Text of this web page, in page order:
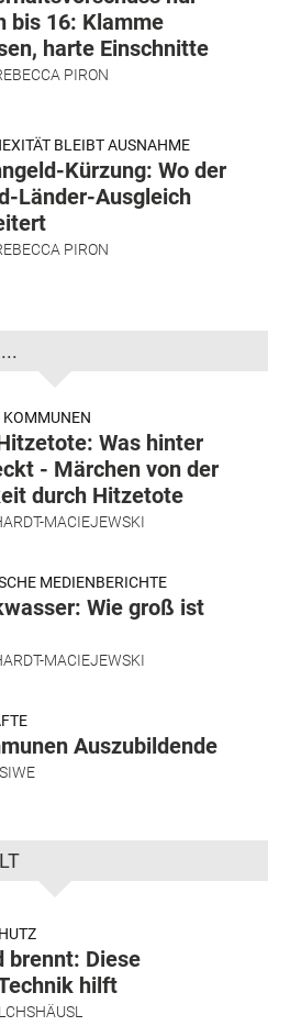
bis 16: Klamme
harte Einschnitte
PIRON
BLEIBT AUSNAHME
Kürzung: Wo der
Länder-Ausgleich
PIRON
KOMMUNEN
Was hinter
- Märchen von der
durch Hitzetote
MACIEJEWSKI
MEDIENBERICHTE
Wie groß ist
MACIEJEWSKI
Auszubildende
brennt: Diese
hilft